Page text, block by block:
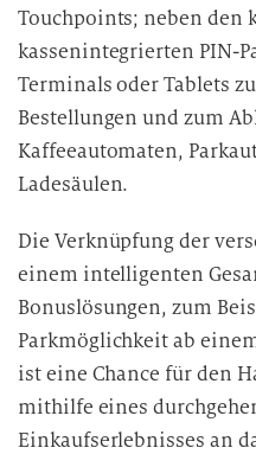
D
a
v
e
a
r
b
e
i
t
u
Touchpoints; neben den
kassenintegrierten PIN-
Terminals oder Tablets
Bestellungen und zum
Kaffeeautomaten,
Ladesäulen.
Die Verknüpfung der
einem intelligenten
Bonuslösungen, zum
Parkmöglichkeit ab
ist eine Chance für den
mithilfe eines
Einkaufserlebnisses an